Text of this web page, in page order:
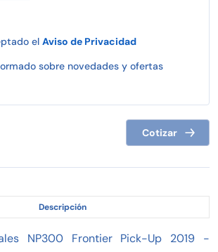
el Aviso de Privacidad
sobre novedades y ofertas
Cotizar
Descripción
NP300 Frontier Pick-Up 2019 -